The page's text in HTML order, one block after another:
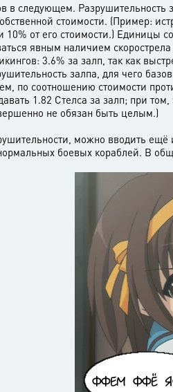
следующем. Разрушительность
стоимости. (Пример:
10% от его стоимости.)
явным наличием
3.6% за залп, так как
залпа, для чего
по соотношению стоимости
1.82 Стелса за залп; при
не обязан быть целым.)
можно вводить
боевых кораблей. В